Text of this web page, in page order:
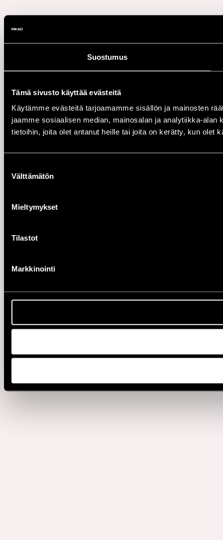
Suostumus
Tämä sivusto käyttää evästeitä
Käytämme evästeitä tarjoamamme sisällön ja mainosten
jaamme sosiaalisen median, mainosalan ja analytiikka-
tietoihin, joita olet antanut heille tai joita on kerätty, kun olet
valinta
Välttämätön
Mieltymykset
Tilastot
Markkinointi